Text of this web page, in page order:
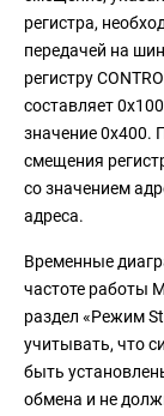
регистра,
передачей на
регистру
составляет
значение 0x400.
смещения
со значением
адреса.
Временные
частоте работы
раздел «Режим
учитывать, что
быть
обмена и не